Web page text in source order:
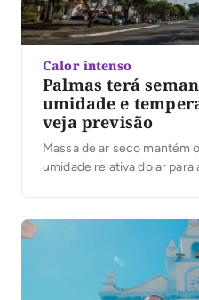
Calor intenso
Palmas terá
umidade e
veja previsão
Massa de ar seco mantém
umidade relativa do ar para